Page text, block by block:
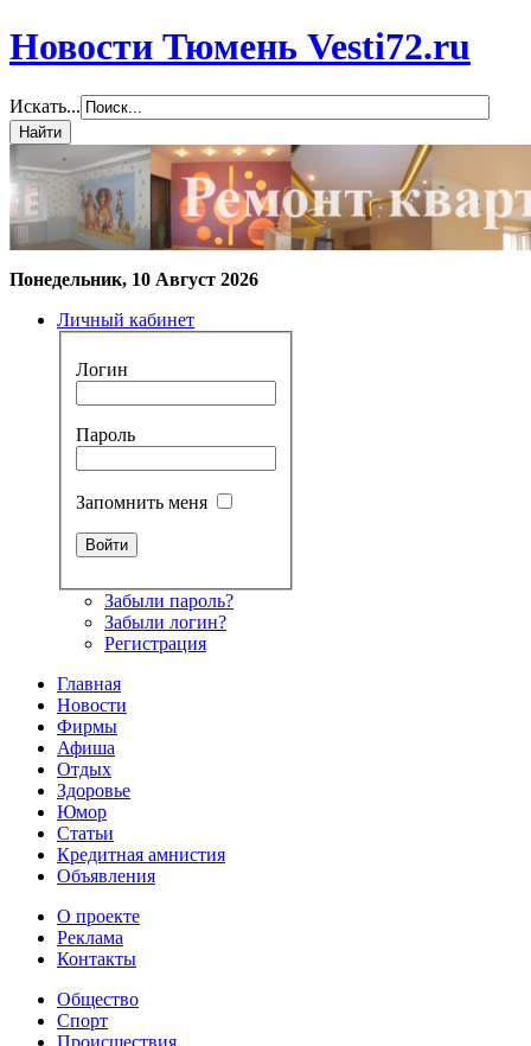
Новости Тюмень Vesti72.ru
Искать...
Понедельник, 10 Август 2026
Личный кабинет
Логин
Пароль
Запомнить меня
Забыли пароль?
Забыли логин?
Регистрация
Главная
Новости
Фирмы
Афиша
Отдых
Здоровье
Юмор
Статьи
Кредитная амнистия
Объявления
О проекте
Реклама
Контакты
Общество
Спорт
Происшествия